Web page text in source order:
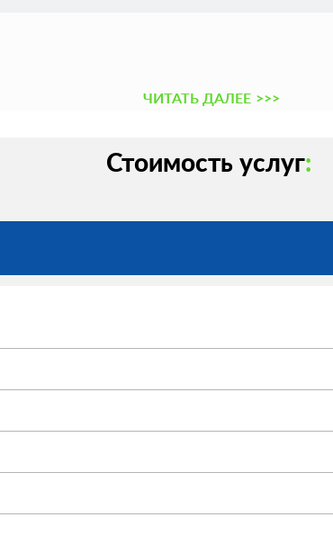
ЧИТАТЬ ДАЛЕЕ >>>
Стоимость услуг: